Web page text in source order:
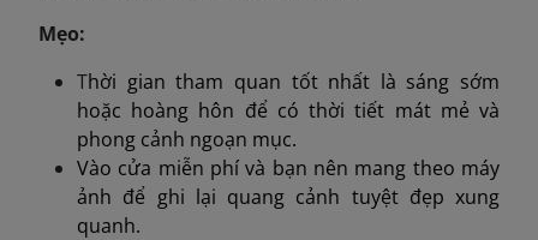
Mẹo:
Thời gian tham quan tốt nhất là sáng sớm
hoặc hoàng hôn để có thời tiết mát mẻ và
phong cảnh ngoạn mục.
Vào cửa miễn phí và bạn nên mang theo máy
ảnh để ghi lại quang cảnh tuyệt đẹp xung
quanh.